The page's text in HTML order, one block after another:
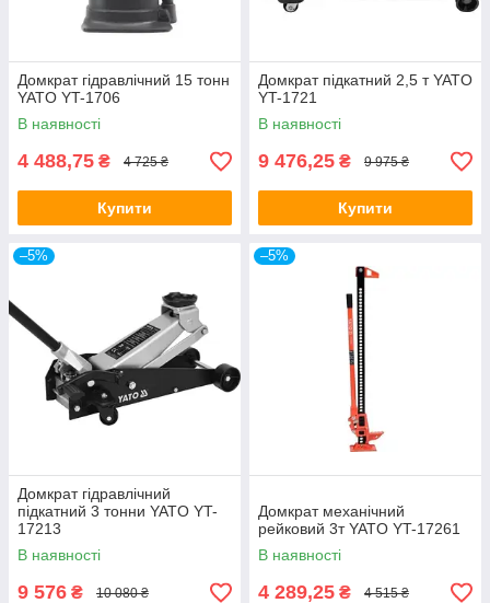
Домкрат гідравлічний 15 тонн
YATO YT-1706
В наявності
4 488,75 ₴ 4 725 ₴
Купити
Домкрат підкатний 2,5 т YATO
YT-1721
В наявності
9 476,25 ₴ 9 975 ₴
Купити
–5%
Домкрат гідравлічний
підкатний 3 тонни YATO YT-
17213
В наявності
9 576 ₴ 10 080 ₴
–5%
Домкрат механічний
рейковий 3т YATO YT-17261
В наявності
4 289,25 ₴ 4 515 ₴